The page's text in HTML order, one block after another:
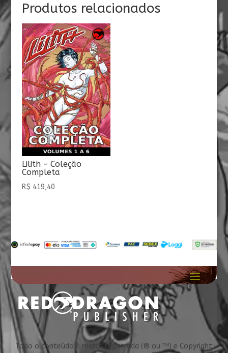
Produtos relacionados
Lilith – Coleção
Completa
R$ 419,40
Todo o conteúdo é marca registrada (® ou ™) e Copyright